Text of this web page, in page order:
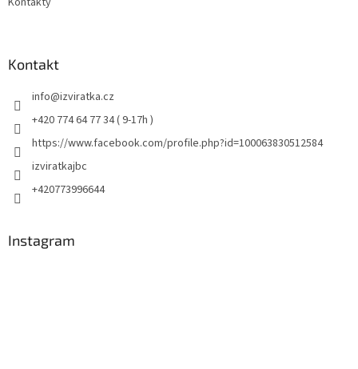
Kontakt
info@izviratka.cz
+420 774 64 77 34 ( 9-17h )
https://www.facebook.com/profile.php?id=100063830512584
izviratkajbc
+420773996644
Instagram